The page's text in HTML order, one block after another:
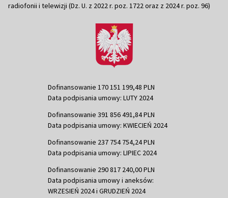
radiofonii i telewizji (Dz. U. z 2022 r. poz. 1722 oraz z 2024 r. poz. 96)
Dofinansowanie 170 151 199,48 PLN
Data podpisania umowy: LUTY 2024
Dofinansowanie 391 856 491,84 PLN
Data podpisania umowy: KWIECIEŃ 2024
Dofinansowanie 237 754 754,24 PLN
Data podpisania umowy: LIPIEC 2024
Dofinansowanie 290 817 240,00 PLN
Data podpisania umowy i aneksów:
WRZESIEŃ 2024 i GRUDZIEŃ 2024